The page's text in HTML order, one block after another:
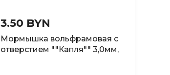
3.50 BYN
Мормышка вольфрамовая с
отверстием ""Капля"" 3,0мм,